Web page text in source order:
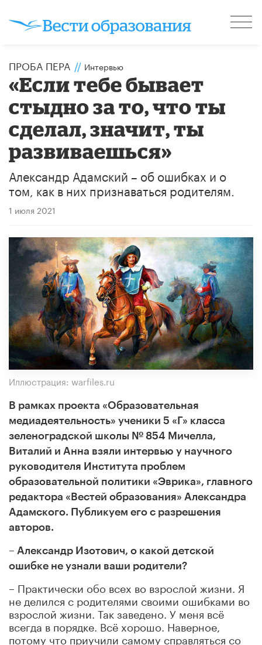
ПРОБА ПЕРА // Интервью
«Если тебе бывает
стыдно за то, что ты
сделал, значит, ты
развиваешься»
Александр Адамский – об ошибках и о
том, как в них признаваться родителям.
1 июля 2021
Иллюстрация: warfiles.ru
В рамках проекта «Образовательная
медиадеятельность» ученики 5 «Г» класса
зеленоградской школы № 854 Мичелла,
Виталий и Анна взяли интервью у научного
руководителя Института проблем
образовательной политики «Эврика», главного
редактора «Вестей образования» Александра
Адамского. Публикуем его с разрешения
авторов.
– Александр Изотович, о какой детской
ошибке не узнали ваши родители?
– Практически обо всех во взрослой жизни. Я
не делился с родителями своими ошибками во
взрослой жизни. Так заведено. У меня всё
всегда в порядке. Всё хорошо. Наверное,
потому что приучили самому справляться со